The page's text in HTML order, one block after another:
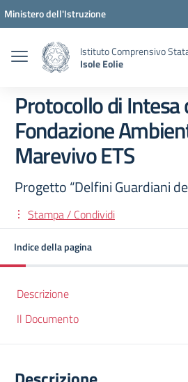
Vai ai contenuti
Vai al menu di navigazione
Vai al footer
Ministero dell'Istruzione
Istituto Comprensivo
Isole Eolie
Protocollo di Intesa
Fondazione
Marevivo ETS
Progetto “Delfini Guardiani
Stampa / Condividi
Indice della pagina
Descrizione
Il Documento